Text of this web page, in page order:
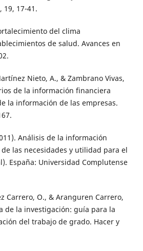
19, 17-41.
del clima
de salud. Avances en
Nieto, A., & Zambrano Vivas,
de la información financiera
la información de las empresas.
Análisis de la información
las necesidades y utilidad para el
España: Universidad Complutense
Carrero, O., & Aranguren Carrero,
de la investigación: guía para la
del trabajo de grado. Hacer y